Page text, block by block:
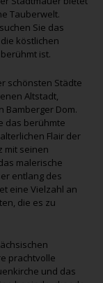
Tauberwelt.
Sie das
köstlichen
ist.
schönsten Städte
Altstadt,
Bamberger Dom.
das berühmte
Flair der
mit seinen
malerische
entlang des
eine Vielzahl an
die es zu
prachtvolle
und das